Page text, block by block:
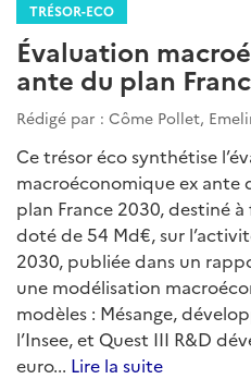
TRÉSOR-ECO
Évaluation
ante du plan
Rédigé par : Côme Pollet,
Ce trésor éco synthétise
macroéconomique ex ante
plan France 2030, destiné
doté de 54 Md€, sur
2030, publiée dans un
une modélisation
modèles : Mésange,
l’Insee, et Quest III R&D
euro... Lire la suite